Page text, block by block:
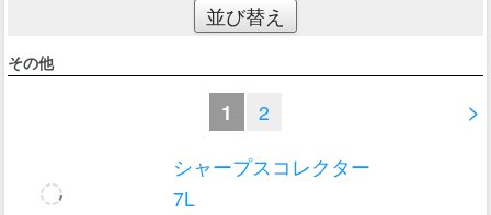
並び替え
その他
>
1 2
シャープスコレクター
7L